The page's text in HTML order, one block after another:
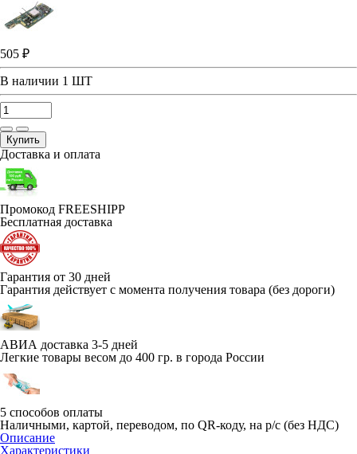
505 ₽
В наличии 1 ШТ
Купить
Доставка и оплата
Промокод FREESHIPP
Бесплатная доставка
Гарантия от 30 дней
Гарантия действует с момента получения товара (без дороги)
АВИА доставка 3-5 дней
Легкие товары весом до 400 гр. в города России
5 способов оплаты
Наличными, картой, переводом, по QR-коду, на р/с (без НДС)
Описание
Характеристики